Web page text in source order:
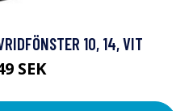
10, 14, VIT
SEK